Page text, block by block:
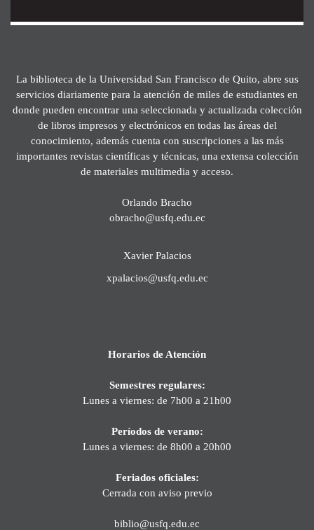
La biblioteca de la Universidad San Francisco de Quito, abre sus
servicios diariamente para la atención de miles de estudiantes en
donde pueden encontrar una seleccionada y actualizada colección
de libros impresos y electrónicos en todas las áreas del
conocimiento, además cuenta con suscripciones a las más
importantes revistas científicas y técnicas, una extensa colección
de materiales multimedia y acceso.
Orlando Bracho
obracho@usfq.edu.ec
Xavier Palacios
xpalacios@usfq.edu.ec
Horarios de Atención
Semestres regulares:
Lunes a viernes: de 7h00 a 21h00
Períodos de verano:
Lunes a viernes: de 8h00 a 20h00
Feriados oficiales:
Cerrada con aviso previo
biblio@usfq.edu.ec